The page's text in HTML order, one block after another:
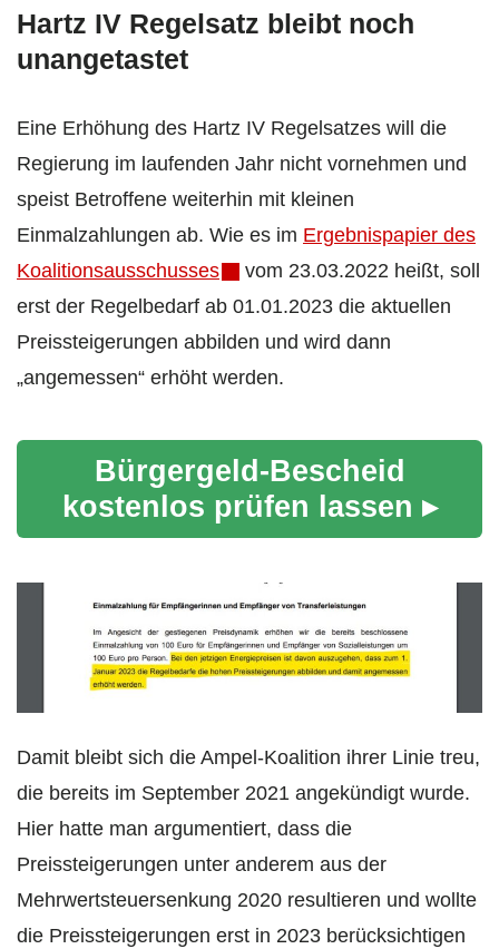
Hartz IV Regelsatz bleibt noch
unangetastet
Eine Erhöhung des Hartz IV Regelsatzes will die
Regierung im laufenden Jahr nicht vornehmen und
speist Betroffene weiterhin mit kleinen
Einmalzahlungen ab. Wie es im Ergebnispapier des
Koalitionsausschusses
vom 23.03.2022 heißt, soll
erst der Regelbedarf ab 01.01.2023 die aktuellen
Preissteigerungen abbilden und wird dann
„angemessen“ erhöht werden.
Bürgergeld-Bescheid
kostenlos prüfen lassen ▸
Damit bleibt sich die Ampel-Koalition ihrer Linie treu,
die bereits im September 2021 angekündigt wurde.
Hier hatte man argumentiert, dass die
Preissteigerungen unter anderem aus der
Mehrwertsteuersenkung 2020 resultieren und wollte
die Preissteigerungen erst in 2023 berücksichtigen